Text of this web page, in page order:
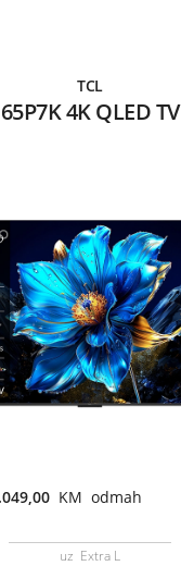
TCL
65P7K 4K QLED TV
KM odmah
uz Extra L